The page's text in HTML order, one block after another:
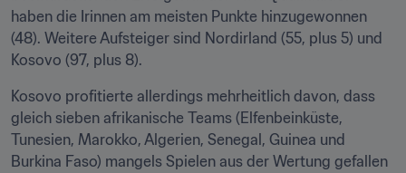
haben die Irinnen am meisten Punkte hinzugewonnen
(48). Weitere Aufsteiger sind Nordirland (55, plus 5) und
Kosovo (97, plus 8).
Kosovo profitierte allerdings mehrheitlich davon, dass
gleich sieben afrikanische Teams (Elfenbeinküste,
Tunesien, Marokko, Algerien, Senegal, Guinea und
Burkina Faso) mangels Spielen aus der Wertung gefallen